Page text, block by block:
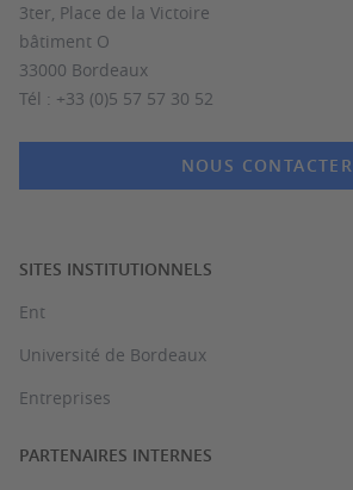
3ter, Place de la Victoire
bâtiment O
33000 Bordeaux
Tél : +33 (0)5 57 57 30 52
NOUS CONTACTER
SITES INSTITUTIONNELS
Ent
Université de Bordeaux
Entreprises
PARTENAIRES INTERNES